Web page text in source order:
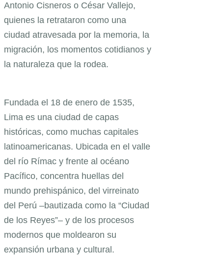
Antonio Cisneros o César Vallejo,
quienes la retrataron como una
ciudad atravesada por la memoria, la
migración, los momentos cotidianos y
la naturaleza que la rodea.
Fundada el 18 de enero de 1535,
Lima es una ciudad de capas
históricas, como muchas capitales
latinoamericanas. Ubicada en el valle
del río Rímac y frente al océano
Pacífico, concentra huellas del
mundo prehispánico, del virreinato
del Perú –bautizada como la “Ciudad
de los Reyes”– y de los procesos
modernos que moldearon su
expansión urbana y cultural.